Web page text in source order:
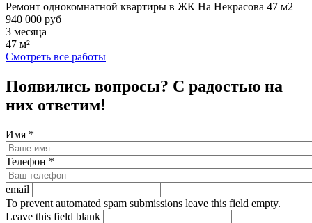
Ремонт однокомнатной квартиры в ЖК На Некрасова 47 м2
940 000 руб
3 месяца
47 м²
Смотреть все работы
Появились вопросы? С радостью на
них ответим!
Имя *
Телефон *
email
To prevent automated spam submissions leave this field empty.
Leave this field blank